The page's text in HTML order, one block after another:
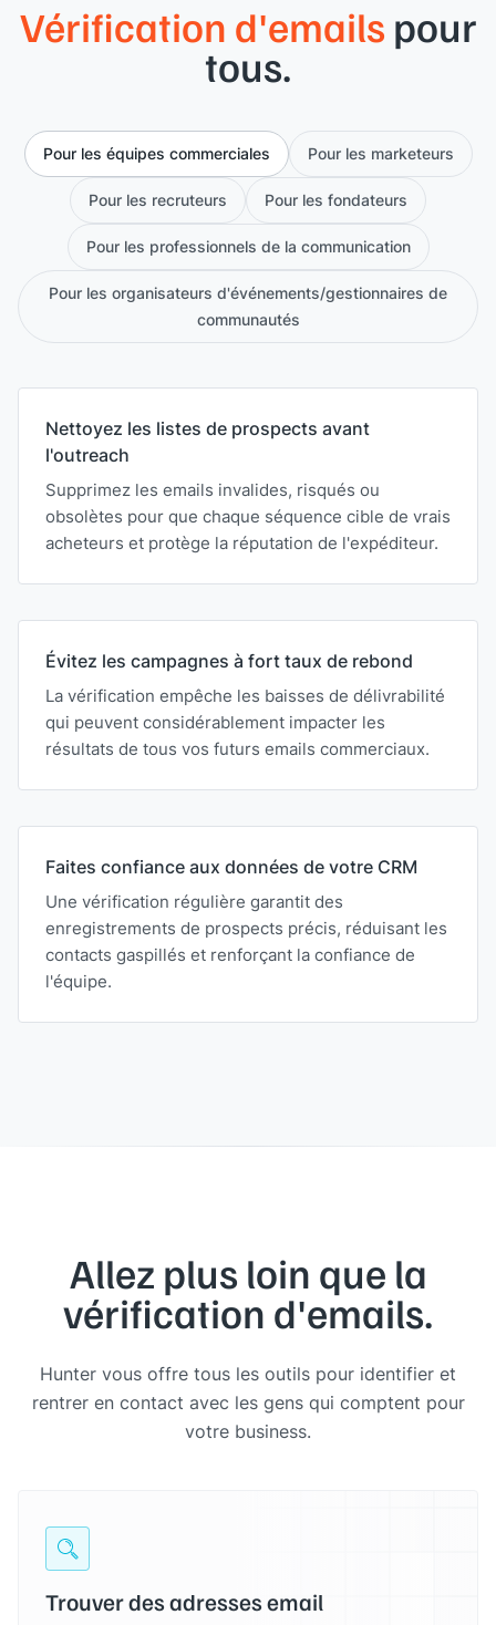
Vérification d'emails pour
tous.
Pour les équipes commerciales Pour les marketeurs
Pour les recruteurs Pour les fondateurs
Pour les professionnels de la communication
Pour les organisateurs d'événements/gestionnaires de
communautés
Nettoyez les listes de prospects avant
l'outreach
Supprimez les emails invalides, risqués ou
obsolètes pour que chaque séquence cible de vrais
acheteurs et protège la réputation de l'expéditeur.
Évitez les campagnes à fort taux de rebond
La vérification empêche les baisses de délivrabilité
qui peuvent considérablement impacter les
résultats de tous vos futurs emails commerciaux.
Faites confiance aux données de votre CRM
Une vérification régulière garantit des
enregistrements de prospects précis, réduisant les
contacts gaspillés et renforçant la confiance de
l'équipe.
Allez plus loin que la
vérification d'emails.
Hunter vous offre tous les outils pour identifier et
rentrer en contact avec les gens qui comptent pour
votre business.
Trouver des adresses email